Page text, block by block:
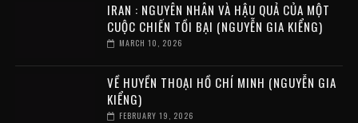
IRAN : NGUYÊN NHÂN VÀ HẬU QUẢ CỦA MỘT
CUỘC CHIẾN TỒI BẠI (NGUYỄN GIA KIỂNG)
MARCH 10, 2026
VỀ HUYỀN THOẠI HỒ CHÍ MINH (NGUYỄN GIA
KIỂNG)
FEBRUARY 19, 2026